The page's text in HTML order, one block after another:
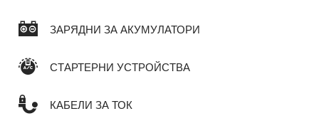
ЗАРЯДНИ ЗА АКУМУЛАТОРИ
СТАРТЕРНИ УСТРОЙСТВА
КАБЕЛИ ЗА ТОК